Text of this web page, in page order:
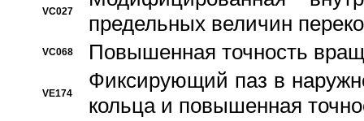
VC027
предельных величин
VC068 Повышенная точность
VE174
Фиксирующий паз в
кольца и повышенная